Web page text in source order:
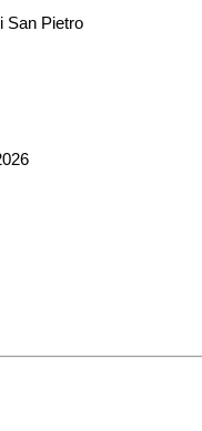
San Pietro